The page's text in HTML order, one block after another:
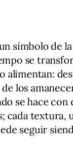
símbolo de
se
alimentan:
los
se hace con
cada textura,
seguir